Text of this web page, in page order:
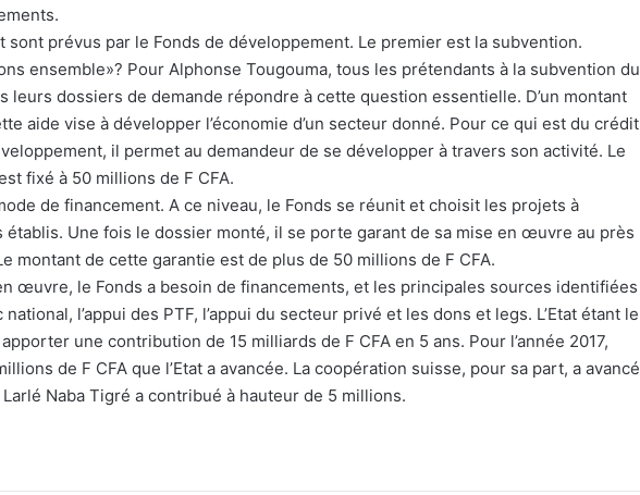
sont prévus par le Fonds de développement. Le premier est la subvention.
ensemble»? Pour Alphonse Tougouma, tous les prétendants à la subvention du
leurs dossiers de demande répondre à cette question essentielle. D’un montant
aide vise à développer l’économie d’un secteur donné. Pour ce qui est du crédit
il permet au demandeur de se développer à travers son activité. Le
fixé à 50 millions de F CFA.
de financement. A ce niveau, le Fonds se réunit et choisit les projets à
Une fois le dossier monté, il se porte garant de sa mise en œuvre au près
montant de cette garantie est de plus de 50 millions de F CFA.
œuvre, le Fonds a besoin de financements, et les principales sources identifiées
l’appui des PTF, l’appui du secteur privé et les dons et legs. L’Etat étant le
une contribution de 15 milliards de F CFA en 5 ans. Pour l’année 2017,
de F CFA que l’Etat a avancée. La coopération suisse, pour sa part, a avancé
Naba Tigré a contribué à hauteur de 5 millions.